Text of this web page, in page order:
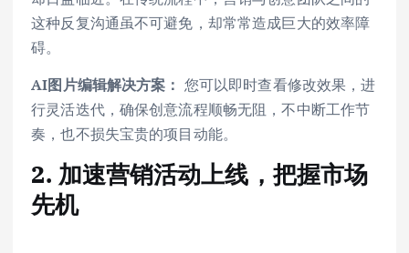
这种反复沟通虽不可避免，却常常造成巨大的效率障
碍。
AI图片编辑解决方案： 您可以即时查看修改效果，进
行灵活迭代，确保创意流程顺畅无阻，不中断工作节
奏，也不损失宝贵的项目动能。
2. 加速营销活动上线，把握市场
先机